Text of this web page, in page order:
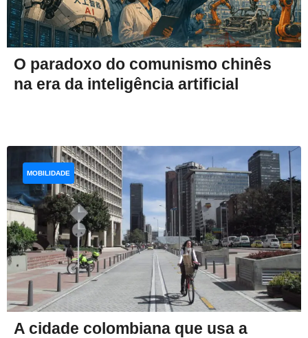
O paradoxo do comunismo chinês
na era da inteligência artificial
A cidade colombiana que usa a
MOBILIDADE